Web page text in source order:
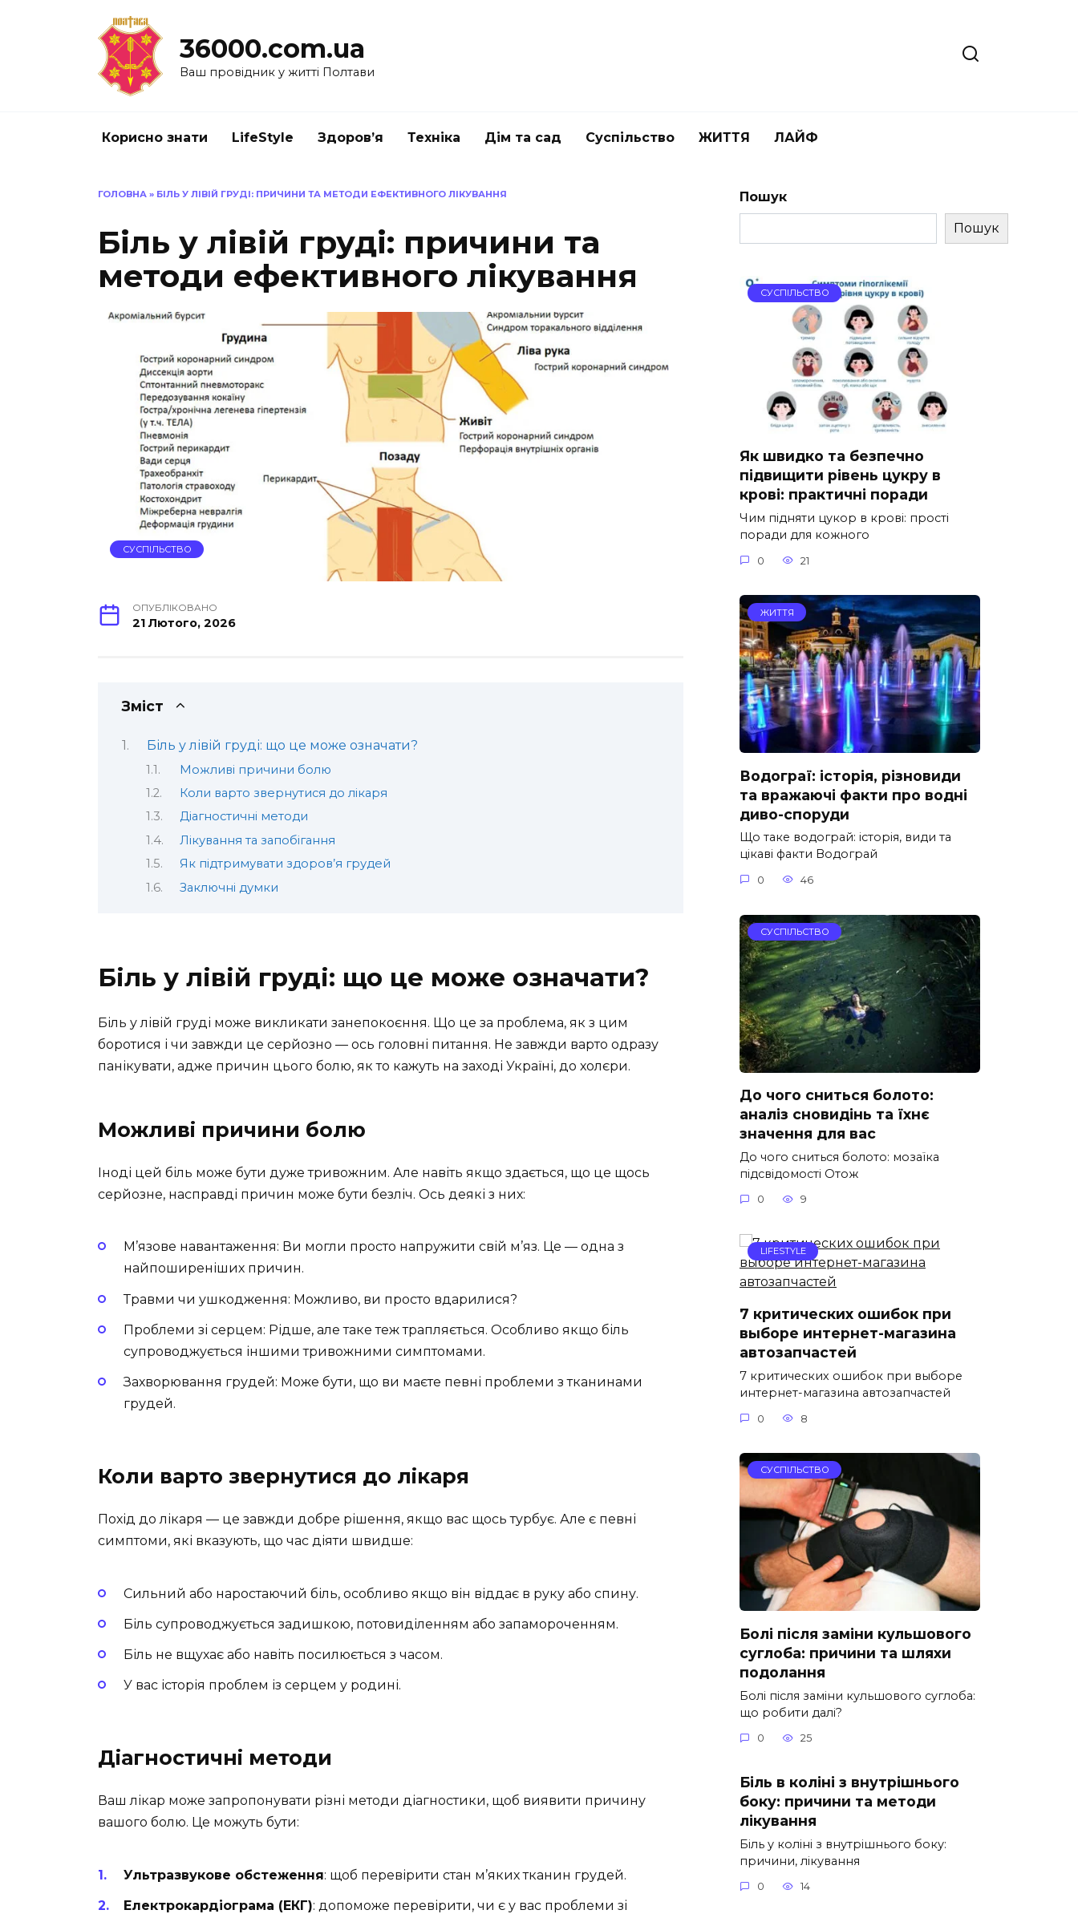
36000.com.ua
Ваш провідник у житті Полтави
Корисно знати LifeStyle Здоров’я Техніка Дім та сад Суспільство ЖИТТЯ ЛАЙФ
ГОЛОВНА » БІЛЬ У ЛІВІЙ ГРУДІ: ПРИЧИНИ ТА МЕТОДИ ЕФЕКТИВНОГО ЛІКУВАННЯ
Біль у лівій груді: причини та
методи ефективного лікування
СУСПІЛЬСТВО
ОПУБЛІКОВАНО
21 Лютого, 2026
Зміст
Біль у лівій груді: що це може означати?
Можливі причини болю
Коли варто звернутися до лікаря
Діагностичні методи
Лікування та запобігання
Як підтримувати здоров’я грудей
Заключні думки
Біль у лівій груді: що це може означати?
Біль у лівій груді може викликати занепокоєння. Що це за проблема, як з цим
боротися і чи завжди це серйозно — ось головні питання. Не завжди варто одразу
панікувати, адже причин цього болю, як то кажуть на заході Україні, до холєри.
Можливі причини болю
Іноді цей біль може бути дуже тривожним. Але навіть якщо здається, що це щось
серйозне, насправді причин може бути безліч. Ось деякі з них:
М’язове навантаження: Ви могли просто напружити свій м’яз. Це — одна з
найпоширеніших причин.
Травми чи ушкодження: Можливо, ви просто вдарилися?
Проблеми зі серцем: Рідше, але таке теж трапляється. Особливо якщо біль
супроводжується іншими тривожними симптомами.
Захворювання грудей: Може бути, що ви маєте певні проблеми з тканинами
грудей.
Коли варто звернутися до лікаря
Похід до лікаря — це завжди добре рішення, якщо вас щось турбує. Але є певні
симптоми, які вказують, що час діяти швидше:
Сильний або наростаючий біль, особливо якщо він віддає в руку або спину.
Біль супроводжується задишкою, потовиділенням або запамороченням.
Біль не вщухає або навіть посилюється з часом.
У вас історія проблем із серцем у родині.
Діагностичні методи
Ваш лікар може запропонувати різні методи діагностики, щоб виявити причину
вашого болю. Це можуть бути:
Ультразвукове обстеження: щоб перевірити стан м’яких тканин грудей.
Електрокардіограма (ЕКГ): допоможе перевірити, чи є у вас проблеми зі
Пошук
Пошук
СУСПІЛЬСТВО
Як швидко та безпечно
підвищити рівень цукру в
крові: практичні поради
Чим підняти цукор в крові: прості
поради для кожного
0 21
ЖИТТЯ
Водограї: історія, різновиди
та вражаючі факти про водні
диво-споруди
Що таке водограй: історія, види та
цікаві факти Водограй
0 46
СУСПІЛЬСТВО
До чого сниться болото:
аналіз сновидінь та їхнє
значення для вас
До чого сниться болото: мозаїка
підсвідомості Отож
0 9
LIFESTYLE
7 критических ошибок при
выборе интернет-магазина
автозапчастей
7 критических ошибок при выборе
интернет-магазина автозапчастей
0 8
СУСПІЛЬСТВО
Болі після заміни кульшового
суглоба: причини та шляхи
подолання
Болі після заміни кульшового суглоба:
що робити далі?
0 25
Біль в коліні з внутрішнього
боку: причини та методи
лікування
Біль у коліні з внутрішнього боку:
причини, лікування
0 14